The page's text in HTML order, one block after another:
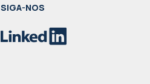
SIGA-NOS